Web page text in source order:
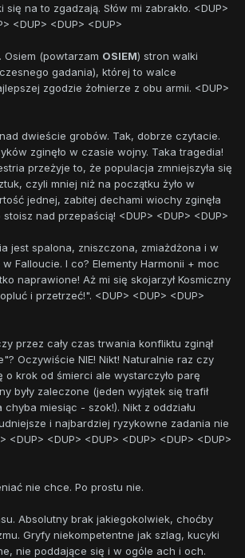
na to zgadzają. Słów mi zabrakło. <DUP>
<DUP> <DUP> <DUP>
Osiem (powtarzam OSIEM) stron walki
gadania), której to walce
zgodzie żołnierze z obu armii. <DUP>
dwieście grobów. Tak, dobrze czytacie.
zginęło w czasie wojny. Taka tragedia!
przeżyje to, że populacja zmniejszyła się
czyli mniej niż na początku żyło w
jednej, zabitej dechami wiochy zginęła
nad przepaścią! <DUP> <DUP> <DUP>
jest spalona, zniszczona, zmiażdżona i w
Falloucie. I co? Elementy Harmonii + moc
naprawione! Aż mi się skojarzył Kosmiczny
i przetrzeć!". <DUP> <DUP> <DUP>
przez cały czas trwania konfliktu zginął
Oczywiście NIE! Nikt! Naturalnie raz czy
o krok od śmierci ale wystarczyło parę
były zaleczone (jeden wyjątek się trafił
miesiąc - szok!). Nikt z oddziału
i najbardziej ryzykowne zadania nie
<DUP> <DUP> <DUP> <DUP> <DUP> <DUP>
nie chce. Po prostu nie.
Absolutny brak jakiegokolwiek, choćby
Gryfy niekompetentne jak szlag, kucyki
nie poddające się i w ogóle ach i och.